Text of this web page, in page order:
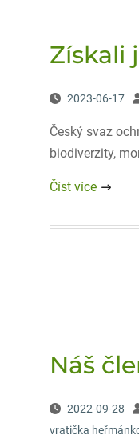
Získali
2023-06-17
Český svaz
biodiverzity,
Číst více
Náš
2022-09-28
vratička